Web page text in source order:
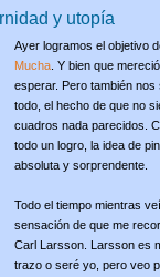
y utopía
Ayer logramos el objetivo
Mucha. Y bien que
esperar. Pero también
todo, el hecho de que no
cuadros nada parecidos.
todo un logro, la idea de
absoluta y sorprendente.
Todo el tiempo mientras
sensación de que me
Carl Larsson. Larsson es
trazo o seré yo, pero veo